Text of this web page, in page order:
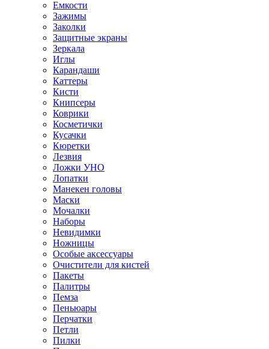
Емкости
Зажимы
Заколки
Защитные экраны
Зеркала
Иглы
Карандаши
Каттеры
Кисти
Книпсеры
Коврики
Косметички
Кусачки
Кюретки
Лезвия
Ложки УНО
Лопатки
Манекен головы
Маски
Мочалки
Наборы
Невидимки
Ножницы
Особые аксессуары
Очистители для кистей
Пакеты
Палитры
Пемза
Пеньюары
Перчатки
Петли
Пилки